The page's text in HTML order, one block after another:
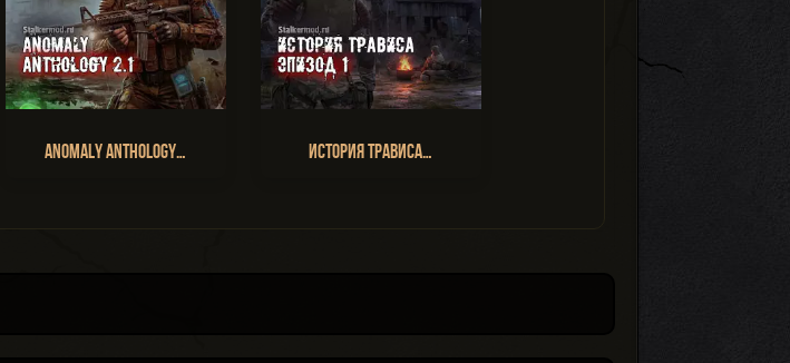
Anomaly Anthology… История Трависа…